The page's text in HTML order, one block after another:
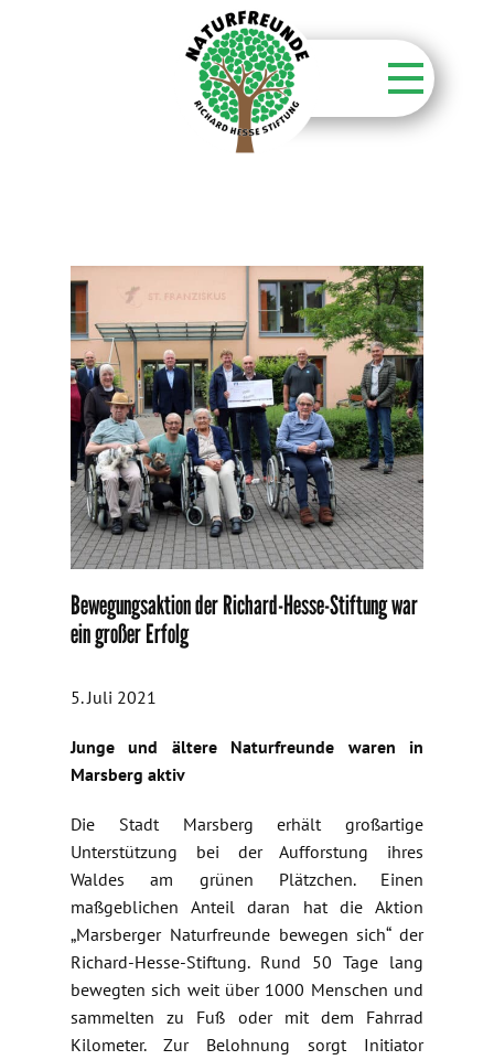
Über unsere Wälder
Kontakt
Aktuelles
Bewegungsaktion der Richard-Hesse-Stiftung war
ein großer Erfolg
5. Juli 2021
Junge und ältere Naturfreunde waren in
Marsberg aktiv
Die Stadt Marsberg erhält großartige
Unterstützung bei der Aufforstung ihres
Waldes am grünen Plätzchen. Einen
maßgeblichen Anteil daran hat die Aktion
„Marsberger Naturfreunde bewegen sich“ der
Richard-Hesse-Stiftung. Rund 50 Tage lang
bewegten sich weit über 1000 Menschen und
sammelten zu Fuß oder mit dem Fahrrad
Kilometer. Zur Belohnung sorgt Initiator